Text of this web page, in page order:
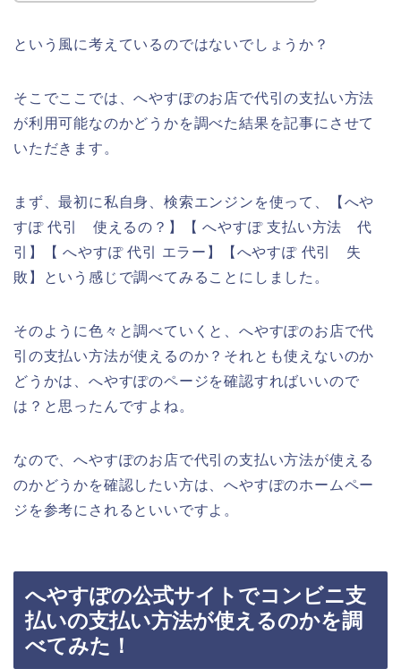
という風に考えているのではないでしょうか？
そこでここでは、へやすぽのお店で代引の支払い方法
が利用可能なのかどうかを調べた結果を記事にさせて
いただきます。
まず、最初に私自身、検索エンジンを使って、【へや
すぽ 代引 使えるの？】【 へやすぽ 支払い方法 代
引】【 へやすぽ 代引 エラー】【へやすぽ 代引 失
敗】という感じで調べてみることにしました。
そのように色々と調べていくと、へやすぽのお店で代
引の支払い方法が使えるのか？それとも使えないのか
どうかは、へやすぽのページを確認すればいいので
は？と思ったんですよね。
なので、へやすぽのお店で代引の支払い方法が使える
のかどうかを確認したい方は、へやすぽのホームペー
ジを参考にされるといいですよ。
へやすぽの公式サイトでコンビニ支
払いの支払い方法が使えるのかを調
べてみた！